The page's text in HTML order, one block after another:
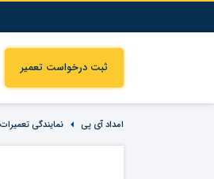
ثبت درخواست تعمیر
امداد آی پی نمایندگی